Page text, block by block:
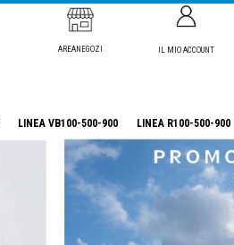
AREANEGOZI IL MIO ACCOUNT
LINEA VB100-500-900 LINEA R100-500-900